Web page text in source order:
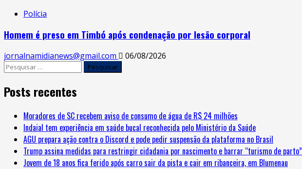
Polícia
Homem é preso em Timbó após condenação por lesão corporal
jornalnamidianews@gmail.com
06/08/2026
Pesquisar
Posts recentes
Moradores de SC recebem aviso de consumo de água de R$ 24 milhões
Indaial tem experiência em saúde bucal reconhecida pelo Ministério da Saúde
AGU prepara ação contra o Discord e pode pedir suspensão da plataforma no Brasil
Trump assina medidas para restringir cidadania por nascimento e barrar “turismo de parto”
Jovem de 18 anos fica ferido após carro sair da pista e cair em ribanceira, em Blumenau